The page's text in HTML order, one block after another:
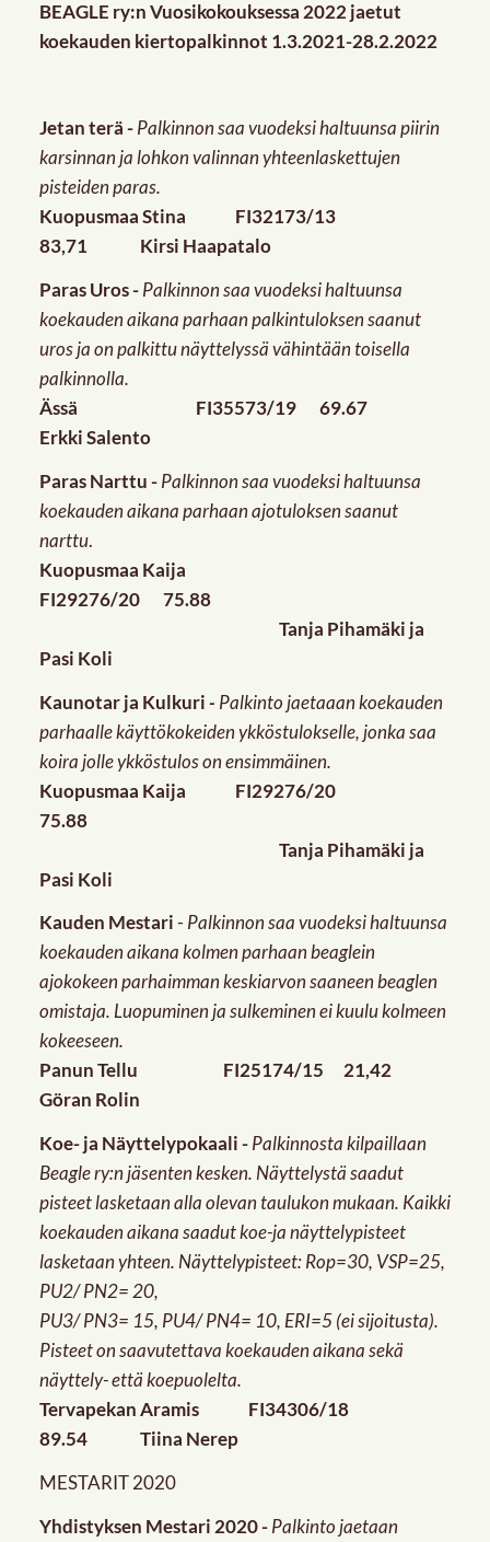
BEAGLE ry:n Vuosikokouksessa 2022 jaetut
koekauden kiertopalkinnot 1.3.2021-28.2.2022
Jetan terä -Palkinnon saa vuodeksi haltuunsa piirin
karsinnan ja lohkon valinnan yhteenlaskettujen
pisteiden paras.
Kuopusmaa Stina FI32173/13
83,71 Kirsi Haapatalo
Paras Uros -Palkinnon saa vuodeksi haltuunsa
koekauden aikana parhaan palkintuloksen saanut
uros ja on palkittu näyttelyssä vähintään toisella
palkinnolla.
Ässä FI35573/19 69.67
Erkki Salento
Paras Narttu -Palkinnon saa vuodeksi haltuunsa
koekauden aikana parhaan ajotuloksen saanut
narttu.
Kuopusmaa Kaija
FI29276/20 75.88
Tanja Pihamäki ja
Pasi Koli
Kaunotar ja Kulkuri- Palkinto jaetaaan koekauden
parhaalle käyttökokeiden ykköstulokselle, jonka saa
koira jolle ykköstulos on ensimmäinen.
Kuopusmaa Kaija FI29276/20
75.88
Tanja Pihamäki ja
Pasi Koli
Kauden Mestari- Palkinnon saa vuodeksi haltuunsa
koekauden aikana kolmen parhaan beaglein
ajokokeen parhaimman keskiarvon saaneen beaglen
omistaja. Luopuminen ja sulkeminen ei kuulu kolmeen
kokeeseen.
Panun Tellu FI25174/15 21,42
Göran Rolin
Koe- ja Näyttelypokaali -Palkinnosta kilpaillaan
Beagle ry:n jäsenten kesken. Näyttelystä saadut
pisteet lasketaan alla olevan taulukon mukaan. Kaikki
koekauden aikana saadut koe-ja näyttelypisteet
lasketaan yhteen. Näyttelypisteet: Rop=30, VSP=25,
PU2/ PN2= 20,
PU3/ PN3= 15, PU4/ PN4= 10, ERI=5 (ei sijoitusta).
Pisteet on saavutettava koekauden aikana sekä
näyttely- että koepuolelta.
Tervapekan Aramis FI34306/18
89.54 Tiina Nerep
MESTARIT 2020
Yhdistyksen Mestari 2020 -Palkinto jaetaan